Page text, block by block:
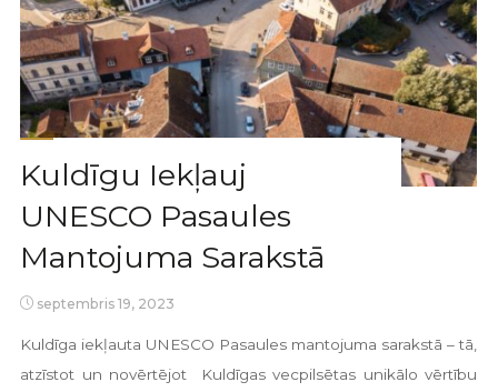
Kuldīgu Iekļauj
UNESCO Pasaules
Mantojuma Sarakstā
septembris 19, 2023
Kuldīga iekļauta UNESCO Pasaules mantojuma sarakstā – tā,
atzīstot un novērtējot Kuldīgas vecpilsētas unikālo vērtību